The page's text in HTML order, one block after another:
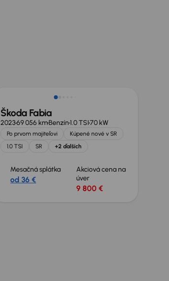
Škoda Fabia
202369 056 kmBenzín1.0 TSI70 kW
Po prvom majiteľovi
Kúpené nové v SR
1.0 TSI
SR +2 ďalších
Mesačná splátka
od 36 €
Akciová cena na
úver
9 800 €